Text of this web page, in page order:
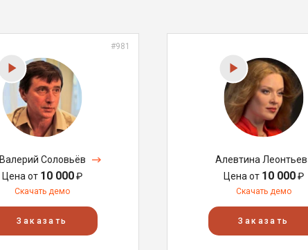
#981
Валерий Соловьёв
Цена от 10 000₽
Скачать демо
Заказать
Алевтина
Цена от 10 000₽
Скачать демо
Заказать